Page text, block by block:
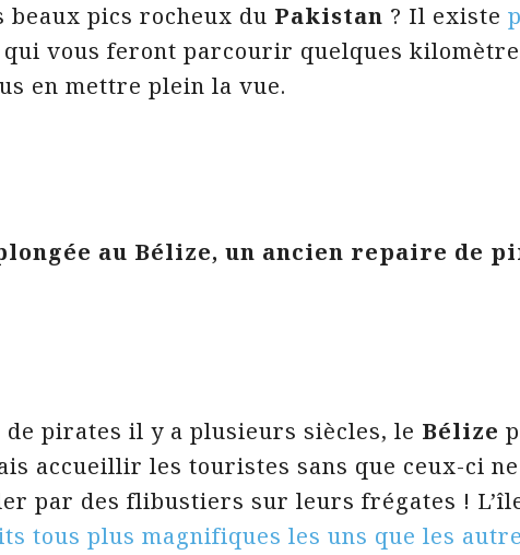
beaux pics rocheux du Pakistan ? Il existe
qui vous feront parcourir quelques
en mettre plein la vue.
au Bélize, un ancien repaire de
de pirates il y a plusieurs siècles, le Bélize
accueillir les touristes sans que ceux-ci
par des flibustiers sur leurs frégates !
tous plus magnifiques les uns que les